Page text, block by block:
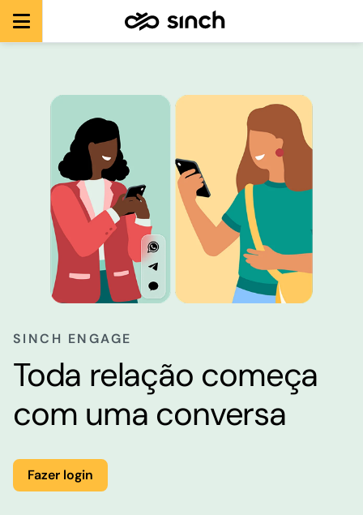
SINCH ENGAGE
Toda relação começa
com uma conversa
Fazer login